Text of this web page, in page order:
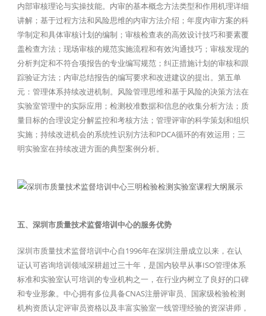
内部审核理论与实操技能。内审的基本概念方法类型和作用机理详细
讲解；基于过程方法和风险思维的内审方法介绍；年度内审方案的科
学制定和具体审核计划的编制；审核检查表的高效设计技巧和要素覆
盖检查方法；现场审核的规范实施流程和有效沟通技巧；审核发现的
分析判定和不符合项报告的专业编写规范；纠正措施计划的审核和跟
踪验证方法；内审总结报告的编写要求和改进建议的提出。第五单
元：管理体系持续改进机制。风险管理思维和基于风险的决策方法在
实验室管理中的实际应用；检测校准数据和信息的收集分析方法；质
量目标的合理设定分解监控和考核方法；管理评审的科学策划和组织
实施；持续改进机会的系统性识别方法和PDCA循环的有效运用；三
明实验室在持续改进方面的典型案例分析。
五、深圳市质量技术监督培训中心的服务优势
深圳市质量技术监督培训中心自1996年在深圳注册成立以来，在认
证认可咨询培训领域深耕超过三十年，是国内较早从事ISO管理体系
标准和实验室认可培训的专业机构之一，在行业内树立了良好的口碑
和专业形象。中心拥有多位具备CNAS注册评审员、国家级检验检测
机构资质认定评审员资格以及丰富实验室一线管理经验的资深讲师，